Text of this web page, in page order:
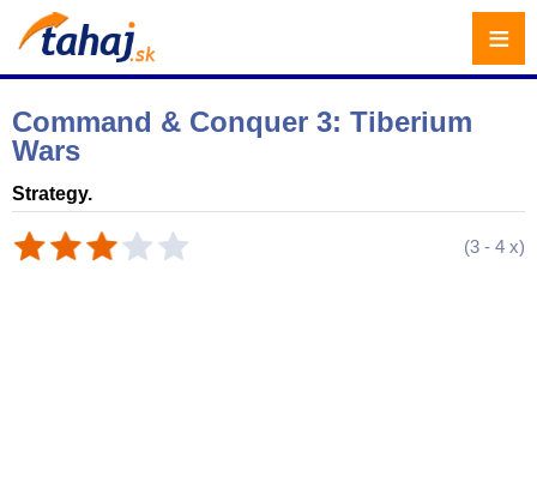
Command & Conquer 3: Tiberium
Wars
Strategy.
(3 - 4 x)
≡